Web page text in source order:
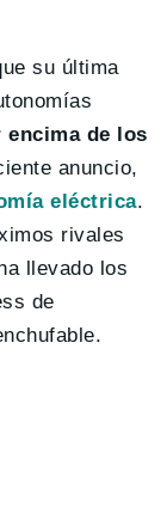
su última
encima de los
anuncio,
eléctrica.
rivales
llevado los
de